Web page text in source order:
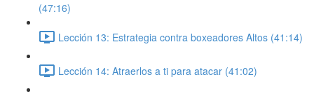
(47:16)
Lección 13: Estrategia contra boxeadores Altos (41:14)
Lección 14: Atraerlos a ti para atacar (41:02)